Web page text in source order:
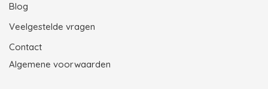
Blog
Veelgestelde vragen
Contact
Algemene voorwaarden